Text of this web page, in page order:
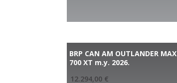
BRP CAN AM OUTLANDER MAX
700 XT m.y. 2026.
12.294,00 €